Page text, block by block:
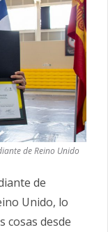
de Reino Unido
de
Unido, lo
cosas desde